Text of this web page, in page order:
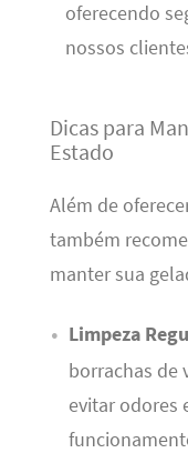
oferecendo
nossos
Dicas para
Estado
Além de
também
manter sua
Limpeza
borrachas de
evitar odores